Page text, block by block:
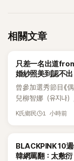
相關文章
K-POP
只差一名出道
婚紗照美到認不出
曾參加選秀節目《
兒柳智娜（유지나
照，親自宣布即
K氏鄉民 1 小時前
K-POP
BLACKPINK 10
韓網罵翻：太敷衍